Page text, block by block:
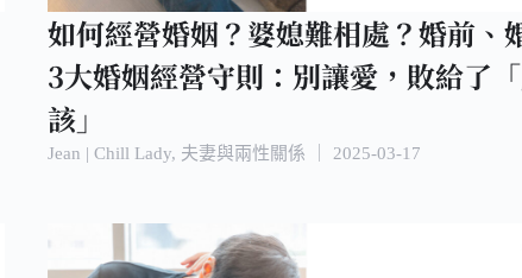
如何經營婚姻？婆媳難相處？婚前、
3大婚姻經營守則：別讓愛，敗給了
該」
Jean | Chill Lady, 夫妻與兩性關係 2025-03-17